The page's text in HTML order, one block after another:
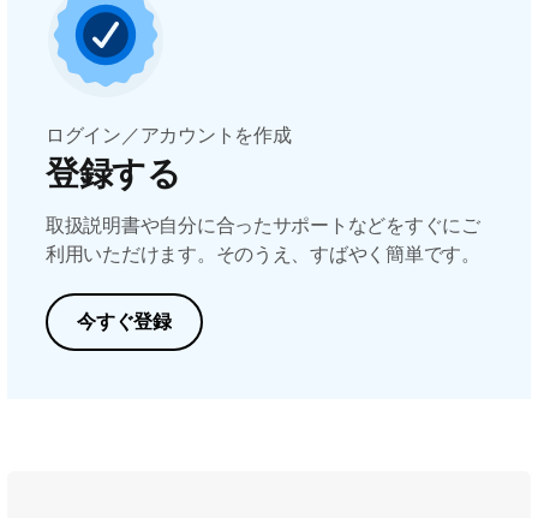
ログイン／アカウントを作成
登録する
取扱説明書や自分に合ったサポートなどをすぐにご
利用いただけます。そのうえ、すばやく簡単です。
今すぐ登録